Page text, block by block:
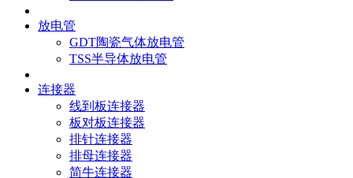
放电管
GDT陶瓷气体放电管
TSS半导体放电管
连接器
线到板连接器
板对板连接器
排针连接器
排母连接器
简牛连接器